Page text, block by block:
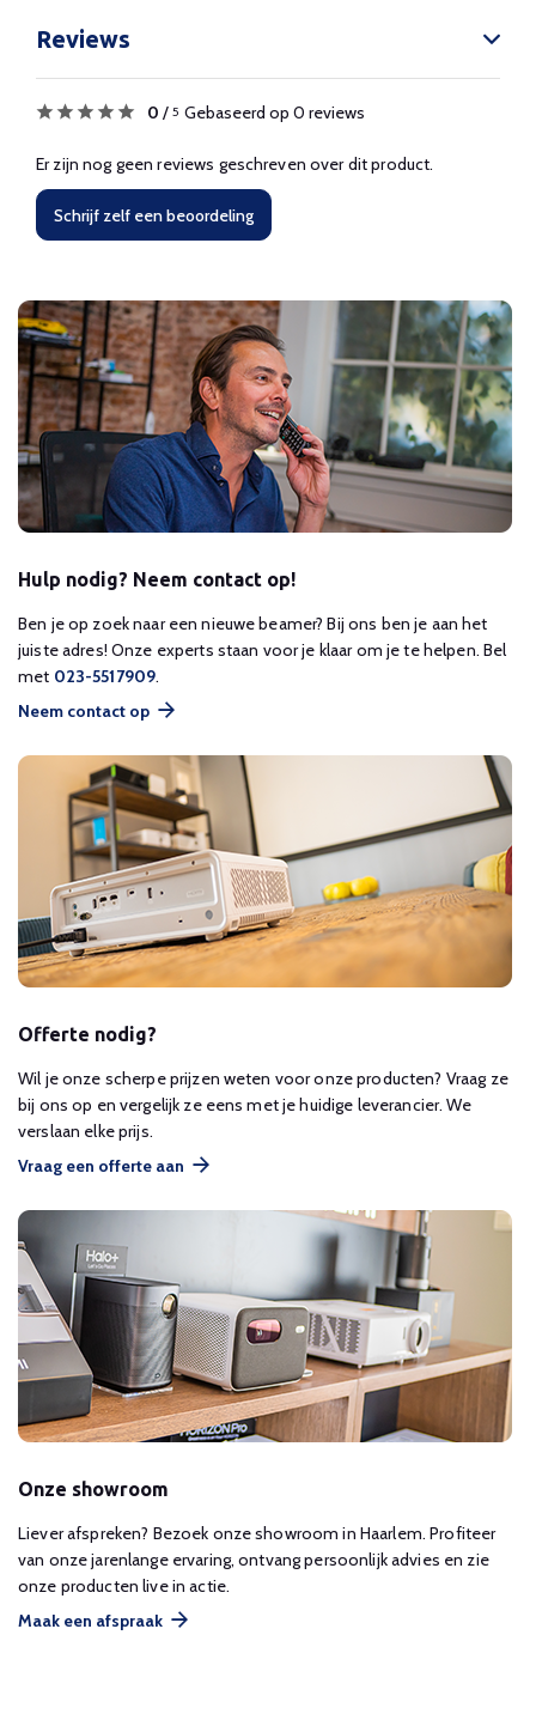
Reviews
0 / 5 Gebaseerd op 0 reviews
Er zijn nog geen reviews geschreven over dit product.
Schrijf zelf een beoordeling
Hulp nodig? Neem contact op!
Ben je op zoek naar een nieuwe beamer? Bij ons ben je aan het
juiste adres! Onze experts staan voor je klaar om je te helpen. Bel
met 023-5517909.
Neem contact op
Offerte nodig?
Wil je onze scherpe prijzen weten voor onze producten? Vraag ze
bij ons op en vergelijk ze eens met je huidige leverancier. We
verslaan elke prijs.
Vraag een offerte aan
Onze showroom
Liever afspreken? Bezoek onze showroom in Haarlem. Profiteer
van onze jarenlange ervaring, ontvang persoonlijk advies en zie
onze producten live in actie.
Maak een afspraak